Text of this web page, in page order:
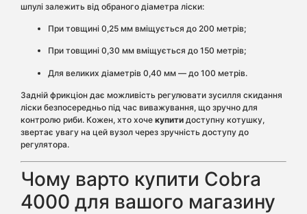
шпулі залежить від обраного діаметра ліски:
При товщині 0,25 мм вміщується до 200 метрів;
При товщині 0,30 мм вміщується до 150 метрів;
Для великих діаметрів 0,40 мм — до 100 метрів.
Задній фрикціон дає можливість регулювати зусилля скидання
ліски безпосередньо під час виважування, що зручно для
контролю риби. Кожен, хто хоче купити доступну котушку,
звертає увагу на цей вузол через зручність доступу до
регулятора.
Чому варто купити Cobra
4000 для вашого магазину